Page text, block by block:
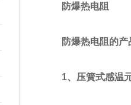
防爆热电阻
防爆热电阻的产
1、压簧式感温元